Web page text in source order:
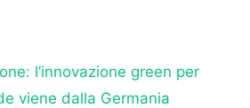
l’innovazione green per
viene dalla Germania